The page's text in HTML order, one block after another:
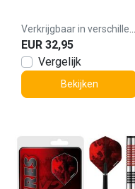
EUR 32,95
Vergelijk
Bekijken